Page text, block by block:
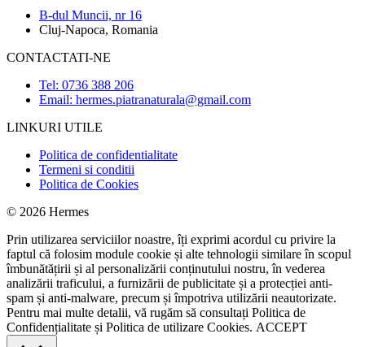
B-dul Muncii, nr 16
Cluj-Napoca, Romania
CONTACTATI-NE
Tel: 0736 388 206
Email: hermes.piatranaturala@gmail.com
LINKURI UTILE
Politica de confidentialitate
Termeni si conditii
Politica de Cookies
© 2026 Hermes
Prin utilizarea serviciilor noastre, îți exprimi acordul cu privire la
faptul că folosim module cookie și alte tehnologii similare în scopul
îmbunătățirii și al personalizării conținutului nostru, în vederea
analizării traficului, a furnizării de publicitate și a protecției anti-
spam și anti-malware, precum și împotriva utilizării neautorizate.
Pentru mai multe detalii, vă rugăm să consultați Politica de
Confidențialitate și Politica de utilizare Cookies. ACCEPT